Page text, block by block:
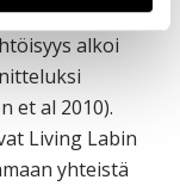
nousi esille
alkoi
et al 2010).
Living Labin
yhteistä